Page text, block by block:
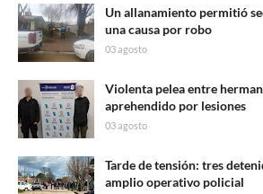
Un allanamiento permitió
una causa por robo
03 agosto
Violenta pelea entre
aprehendido por lesiones
03 agosto
Tarde de tensión: tres
amplio operativo policial